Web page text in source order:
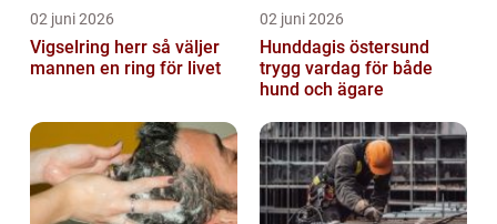
02 juni 2026
Vigselring herr så väljer
mannen en ring för livet
02 juni 2026
Hunddagis östersund
trygg vardag för både
hund och ägare